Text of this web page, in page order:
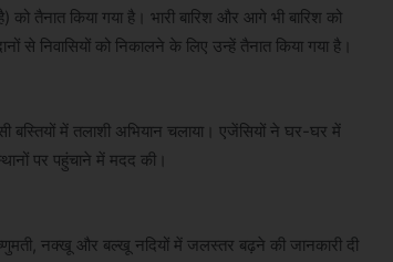
तैनात किया गया है। भारी बारिश और आगे भी बारिश को
से निवासियों को निकालने के लिए उन्हें तैनात किया गया है।
बस्तियों में तलाशी अभियान चलाया। एजेंसियों ने घर-घर में
पर पहुंचाने में मदद की।
नक्खू और बल्खू नदियों में जलस्तर बढ़ने की जानकारी दी